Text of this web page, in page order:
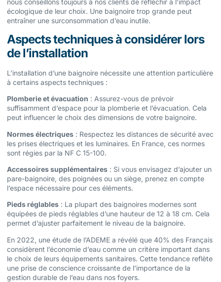
nous conseillons toujours à nos clients de réfléchir à l’impact
écologique de leur choix. Une baignoire trop grande peut
entraîner une surconsommation d’eau inutile.
Aspects techniques à considérer lors
de l’installation
L’installation d’une baignoire nécessite une attention particulière
à certains aspects techniques :
Plomberie et évacuation : Assurez-vous de prévoir
suffisamment d’espace pour la plomberie et l’évacuation. Cela
peut influencer le choix des dimensions de votre baignoire.
Normes électriques : Respectez les distances de sécurité avec
les prises électriques et les luminaires. En France, ces normes
sont régies par la NF C 15-100.
Accessoires supplémentaires : Si vous envisagez d’ajouter un
pare-baignoire, des poignées ou un siège, prenez en compte
l’espace nécessaire pour ces éléments.
Pieds réglables : La plupart des baignoires modernes sont
équipées de pieds réglables d’une hauteur de 12 à 18 cm. Cela
permet d’ajuster parfaitement le niveau de la baignoire.
En 2022, une étude de l’ADEME a révélé que 40% des Français
considèrent l’économie d’eau comme un critère important dans
le choix de leurs équipements sanitaires. Cette tendance reflète
une prise de conscience croissante de l’importance de la
gestion durable de l’eau dans nos foyers.